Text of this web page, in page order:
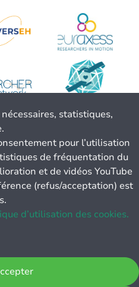
statistiques,
pour l’utilisation
de fréquentation du
et de vidéos YouTube
(refus/acceptation) est
d’utilisation des cookies.